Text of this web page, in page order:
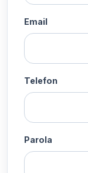
Email
Telefon
Parola